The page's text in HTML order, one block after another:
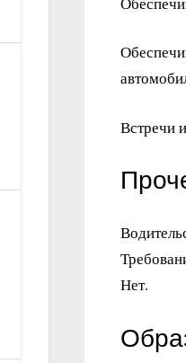
Встречи
Нет.